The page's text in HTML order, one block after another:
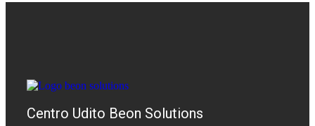
Centro Udito Beon Solutions